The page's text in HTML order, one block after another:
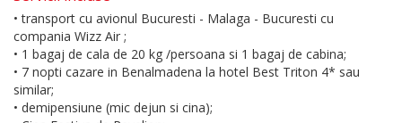
• transport cu avionul Bucuresti - Malaga - Bucuresti cu
compania Wizz Air ;
• 1 bagaj de cala de 20 kg /persoana si 1 bagaj de cabina;
• 7 nopti cazare in Benalmadena la hotel Best Triton 4* sau
similar;
• demipensiune (mic dejun si cina);